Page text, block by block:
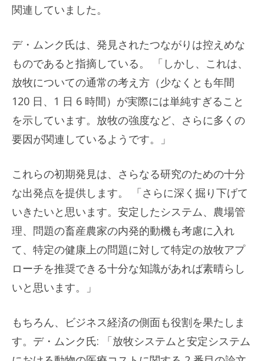
関連していました。
デ・ムンク氏は、発見されたつながりは控えめな
ものであると指摘している。 「しかし、これは、
放牧についての通常の考え方（少なくとも年間
120 日、1 日 6 時間）が実際には単純すぎること
を示しています。放牧の強度など、さらに多くの
要因が関連しているようです。」
これらの初期発見は、さらなる研究のための十分
な出発点を提供します。 「さらに深く掘り下げて
いきたいと思います。安定したシステム、農場管
理、問題の畜産農家の内発的動機も考慮に入れ
て、特定の健康上の問題に対して特定の放牧アプ
ローチを推奨できる十分な知識があれば素晴らし
いと思います。」
もちろん、ビジネス経済の側面も役割を果たしま
す。デ・ムンク氏: 「放牧システムと安定システム